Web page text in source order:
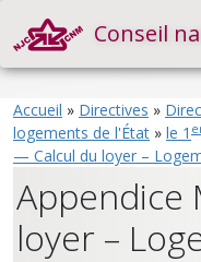
Conseil
Accueil » Directives »
logements de l'État » le 1
— Calcul du loyer –
Appendice
loyer –